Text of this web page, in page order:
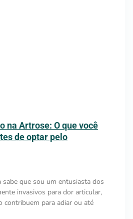
na Artrose: O que você
de optar pelo
sabe que sou um entusiasta dos
invasivos para dor articular,
contribuem para adiar ou até